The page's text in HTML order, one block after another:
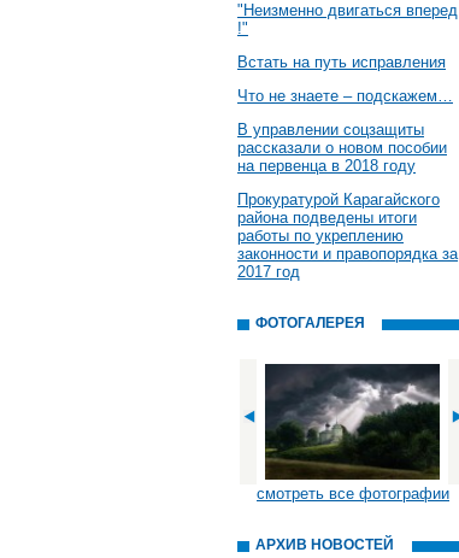
"Неизменно двигаться вперед
!"
Встать на путь исправления
Что не знаете – подскажем…
В управлении соцзащиты
рассказали о новом пособии
на первенца в 2018 году
Прокуратурой Карагайского
района подведены итоги
работы по укреплению
законности и правопорядка за
2017 год
ФОТОГАЛЕРЕЯ
смотреть все фотографии
АРХИВ НОВОСТЕЙ